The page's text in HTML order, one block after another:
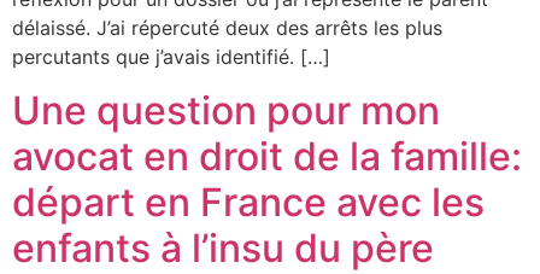
délaissé. J’ai répercuté deux des arrêts les plus
percutants que j’avais identifié. […]
Une question pour mon
avocat en droit de la famille:
départ en France avec les
enfants à l’insu du père